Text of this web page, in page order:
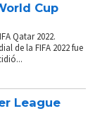
Cup
Qatar 2022.
de la FIFA 2022 fue
League